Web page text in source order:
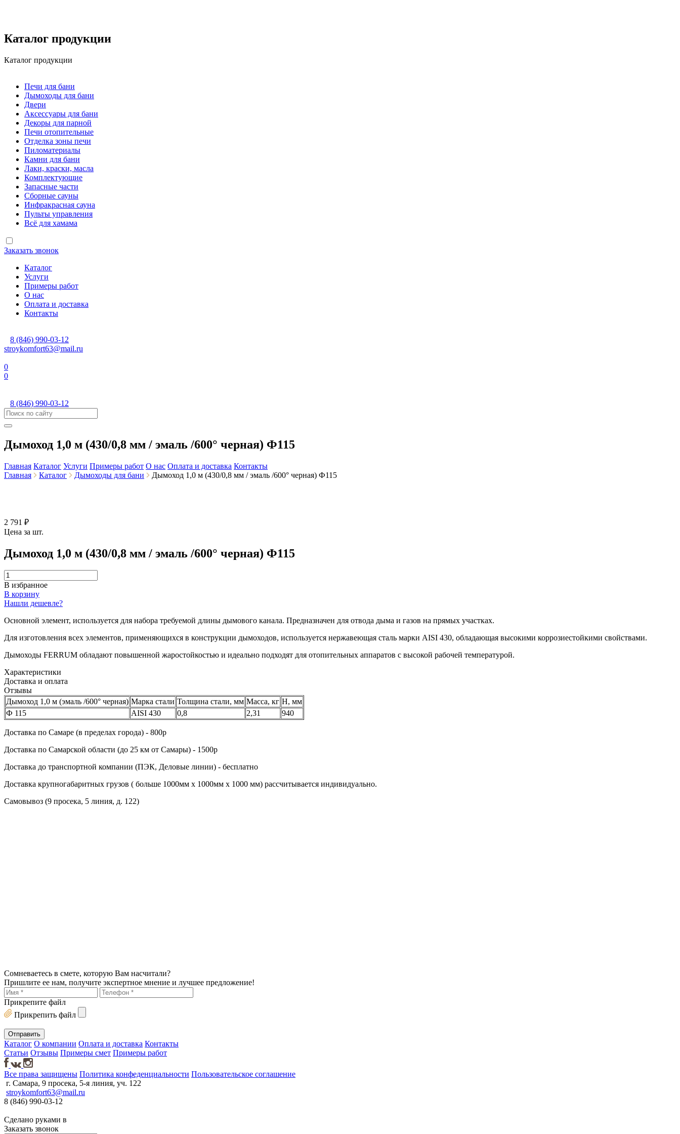
Каталог продукции
Каталог продукции
Печи для бани
Дымоходы для бани
Двери
Аксессуары для бани
Декоры для парной
Печи отопительные
Отделка зоны печи
Пиломатериалы
Камни для бани
Лаки, краски, масла
Комплектующие
Запасные части
Сборные сауны
Инфракрасная сауна
Пульты управления
Всё для хамама
Заказать звонок
Каталог
Услуги
Примеры работ
О нас
Оплата и доставка
Контакты
8 (846) 990-03-12
stroykomfort63@mail.ru
0
0
8 (846) 990-03-12
Дымоход 1,0 м (430/0,8 мм / эмаль /600° черная) Ф115
Главная Каталог Услуги Примеры работ О нас Оплата и доставка Контакты
Главная
Каталог Дымоходы для бани Дымоход 1,0 м (430/0,8 мм / эмаль /600° черная) Ф115
2 791 ₽
Цена за шт.
Дымоход 1,0 м (430/0,8 мм / эмаль /600° черная) Ф115
В избранное
В корзину
Нашли дешевле?
Основной элемент, используется для набора требуемой длины дымового канала. Предназначен для отвода дыма и газов на прямых участках.
Для изготовления всех элементов, применяющихся в конструкции дымоходов, используется нержавеющая сталь марки AISI 430, обладающая высокими коррозиестойкими свойствами.
Дымоходы FERRUM обладают повышенной жаростойкостью и идеально подходят для отопительных аппаратов с высокой рабочей температурой.
Характеристики
Доставка и оплата
Отзывы
Дымоход 1,0 м (эмаль /600° черная) Марка стали Толщина стали, мм Масса, кг H, мм
Ф 115
AISI 430 0,8 2,31 940
Доставка по Cамаре (в пределах города) - 800р
Доставка по Cамарской области (до 25 км от Самары) - 1500р
Доставка до транспортной компании (ПЭК, Деловые линии) - бесплатно
Доставка крупногабаритных грузов ( больше 1000мм х 1000мм х 1000 мм) рассчитывается индивидуально.
Самовывоз (9 просека, 5 линия, д. 122)
Сомневаетесь в смете, которую Вам насчитали?
Пришлите ее нам, получите экспертное мнение и лучшее предложение!
Прикрепите файл
Прикрепить файл
Каталог О компании Оплата и доставка Контакты
Статьи Отзывы Примеры смет Примеры работ
Все права защищены Политика конфеденциальности Пользовательское соглашение
г. Самара, 9 просека, 5-я линия, уч. 122
stroykomfort63@mail.ru
8 (846) 990-03-12
Сделано руками в
Заказать звонок